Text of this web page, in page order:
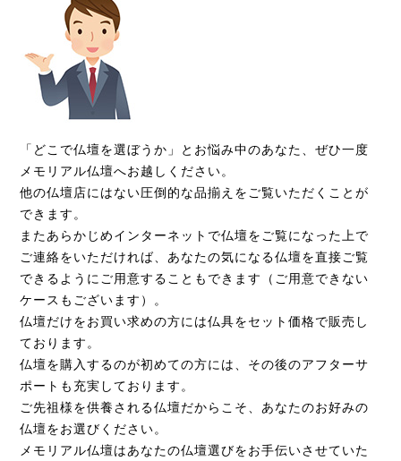
「どこで仏壇を選ぼうか」とお悩み中のあなた、ぜひ一度
メモリアル仏壇へお越しください。
他の仏壇店にはない圧倒的な品揃えをご覧いただくことが
できます。
またあらかじめインターネットで仏壇をご覧になった上で
ご連絡をいただければ、あなたの気になる仏壇を直接ご覧
できるようにご用意することもできます（ご用意できない
ケースもございます）。
仏壇だけをお買い求めの方には仏具をセット価格で販売し
ております。
仏壇を購入するのが初めての方には、その後のアフターサ
ポートも充実しております。
ご先祖様を供養される仏壇だからこそ、あなたのお好みの
仏壇をお選びください。
メモリアル仏壇はあなたの仏壇選びをお手伝いさせていた